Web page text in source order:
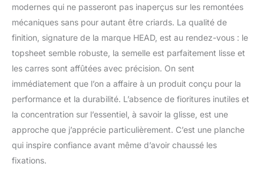
modernes qui ne passeront pas inaperçus sur les remontées
mécaniques sans pour autant être criards. La qualité de
finition, signature de la marque HEAD, est au rendez-vous : le
topsheet semble robuste, la semelle est parfaitement lisse et
les carres sont affûtées avec précision. On sent
immédiatement que l’on a affaire à un produit conçu pour la
performance et la durabilité. L’absence de fioritures inutiles et
la concentration sur l’essentiel, à savoir la glisse, est une
approche que j’apprécie particulièrement. C’est une planche
qui inspire confiance avant même d’avoir chaussé les
fixations.